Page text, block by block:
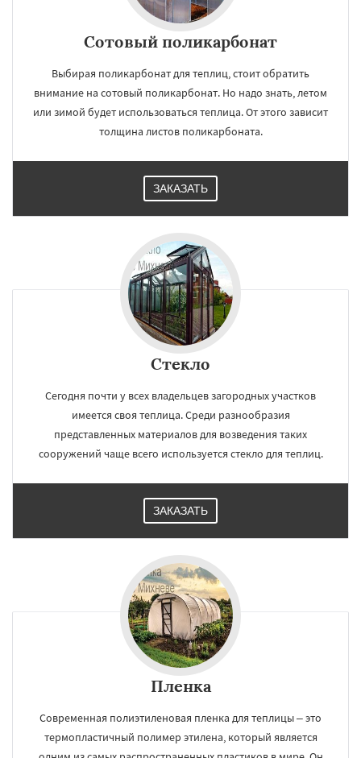
Сотовый поликарбонат
Выбирая поликарбонат для теплиц, стоит обратить
внимание на сотовый поликарбонат. Но надо знать, летом
или зимой будет использоваться теплица. От этого зависит
толщина листов поликарбоната.
ЗАКАЗАТЬ
Стекло
Сегодня почти у всех владельцев загородных участков
имеется своя теплица. Среди разнообразия
представленных материалов для возведения таких
сооружений чаще всего используется стекло для теплиц.
ЗАКАЗАТЬ
Пленка
Современная полиэтиленовая пленка для теплицы – это
термопластичный полимер этилена, который является